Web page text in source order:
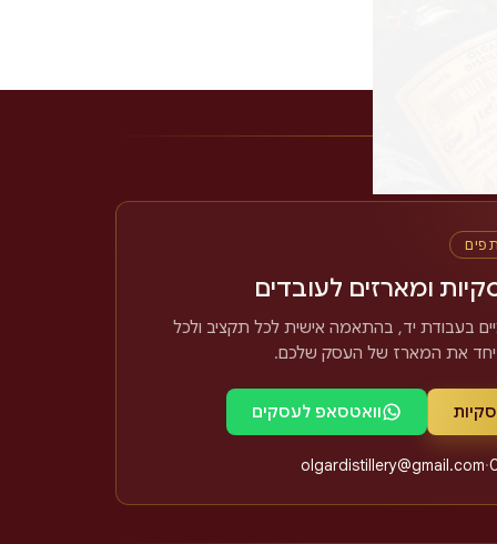
ומארזים לעובדים
בעבודת יד, בהתאמה אישית לכל תקציב ולכל
את המארז של העסק שלכם.
וואטסאפ לעסקים
·
olgardistillery@gmail.com